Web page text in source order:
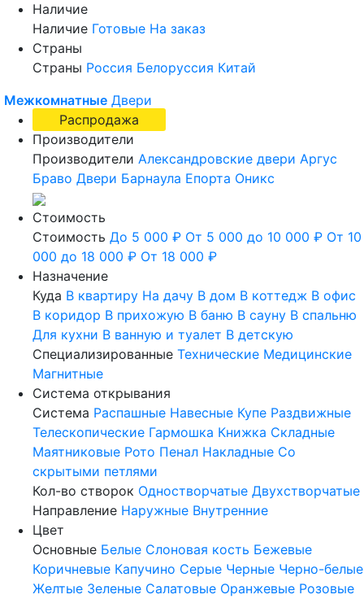
Наличие
Наличие Готовые На заказ
Страны
Страны Россия Белоруссия Китай
Межкомнатные Двери
Распродажа
Производители
Производители Александровские двери Аргус
Браво Двери Барнаула Епорта Оникс
Стоимость
Стоимость До 5 000 ₽ От 5 000 до 10 000 ₽ От 10
000 до 18 000 ₽ От 18 000 ₽
Назначение
Куда В квартиру На дачу В дом В коттедж В офис
В коридор В прихожую В баню В сауну В спальню
Для кухни В ванную и туалет В детскую
Специализированные Технические Медицинские
Магнитные
Система открывания
Система Распашные Навесные Купе Раздвижные
Телескопические Гармошка Книжка Складные
Маятниковые Рото Пенал Накладные Со
скрытыми петлями
Кол-во створок Одностворчатые Двухстворчатые
Направление Наружные Внутренние
Цвет
Основные Белые Слоновая кость Бежевые
Коричневые Капучино Серые Черные Черно-белые
Желтые Зеленые Салатовые Оранжевые Розовые